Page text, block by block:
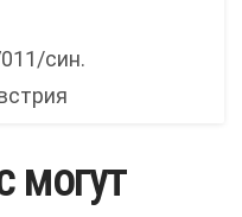
син.
могут